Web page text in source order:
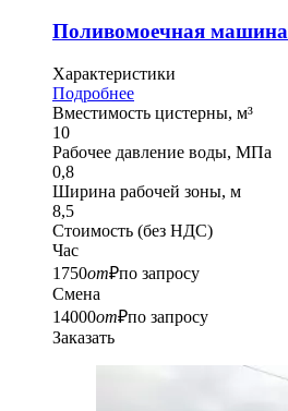
Поливомоечная машина
Характеристики
Подробнее
Вместимость цистерны, м³
10
Рабочее давление воды, МПа
0,8
Ширина рабочей зоны, м
8,5
Стоимость (без НДС)
Час
1750от₽по запросу
Смена
14000от₽по запросу
Заказать